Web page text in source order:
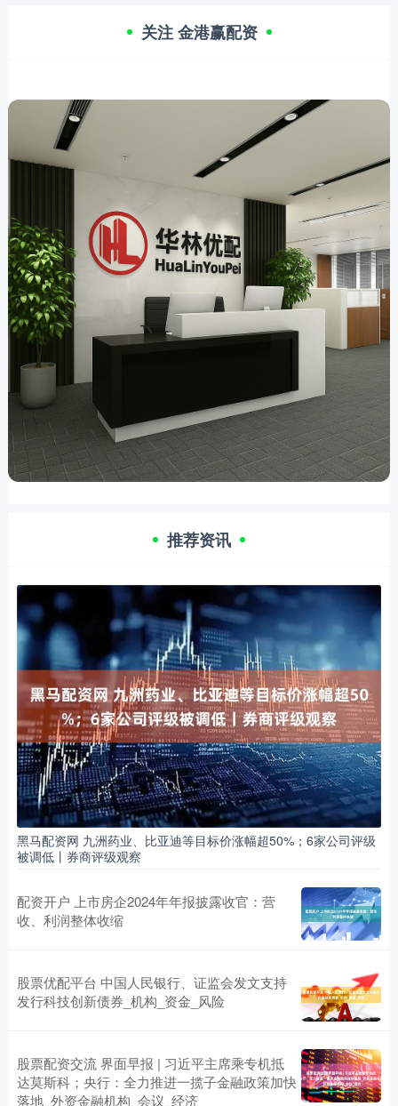
关注 金港赢配资
推荐资讯
黑马配资网 九洲药业、比亚迪等目标价涨幅超50%；6家公司评级
被调低丨券商评级观察
配资开户 上市房企2024年年报披露收官：营
收、利润整体收缩
股票优配平台 中国人民银行、证监会发文支持
发行科技创新债券_机构_资金_风险
股票配资交流 界面早报 | 习近平主席乘专机抵
达莫斯科；央行：全力推进一揽子金融政策加快
落地_外资金融机构_会议_经济